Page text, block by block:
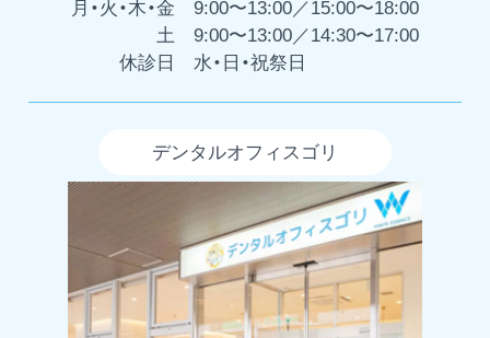
月・火・木・金
9:00〜13:00／15:00〜18:00
土
9:00〜13:00／14:30〜17:00
休診日
水・日・祝祭日
デンタルオフィスゴリ